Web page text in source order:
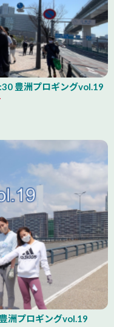
豊洲プロギングvol.19
洲プロギングvol.19